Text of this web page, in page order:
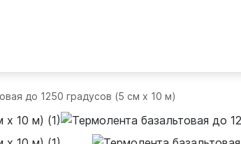
до 1250 градусов (5 см х 10 м)